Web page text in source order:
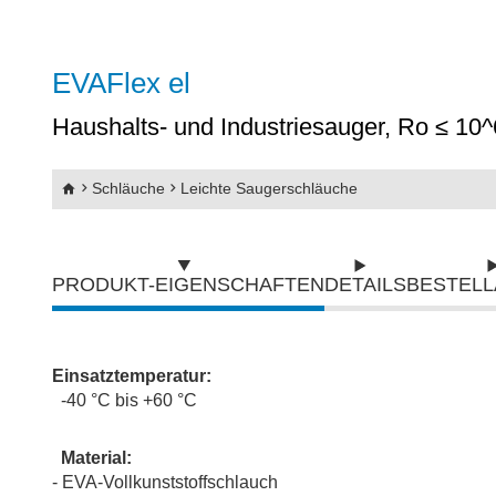
Abriebfeste PU-Schläuche mit Stahlspirale
SpiraFlex
Silikon Saugschläuche &
Pneumatikschläuche
EVAFlex el
Haushalts- und Industriesauger, Ro ≤
Schläuche Leichte Saugerschläuche
PRODUKT-EIGENSCHAFTEN
Einsatztemperatur:
-40 °C bis +60 °C
Material:
- EVA-Vollkunststoffschlauch
DETAILS